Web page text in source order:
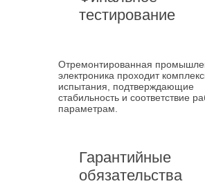
тестирование
Отремонтированная
электроника проходит
испытания, подтверждающие
стабильность и соответствие
параметрам.
Гарантийные
обязательства